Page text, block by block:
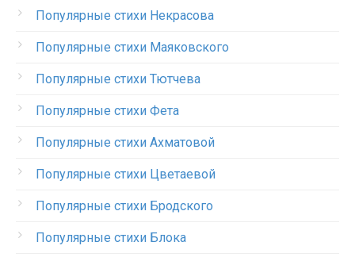
Популярные стихи Некрасова
Популярные стихи Маяковского
Популярные стихи Тютчева
Популярные стихи Фета
Популярные стихи Ахматовой
Популярные стихи Цветаевой
Популярные стихи Бродского
Популярные стихи Блока